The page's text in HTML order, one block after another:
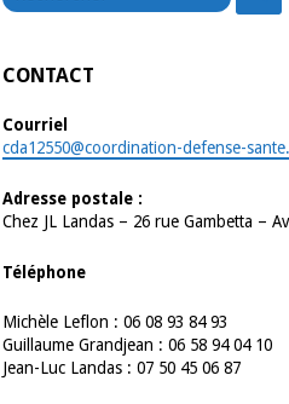
CONTACT
Courriel
cda12550@coordination-defense-
Adresse postale :
Chez JL Landas – 26 rue Gambetta –
Téléphone
Michèle Leflon : 06 08 93 84 93
Guillaume Grandjean : 06 58 94 04 10
Jean-Luc Landas : 07 50 45 06 87